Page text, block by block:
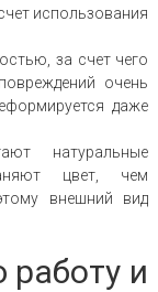
использования
за счет чего
очень
даже
натуральные
цвет, чем
внешний вид
работу и